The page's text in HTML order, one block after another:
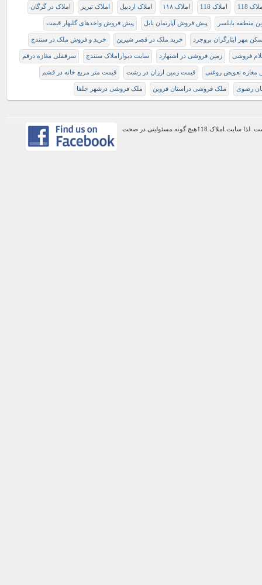
118 املاک 118 املاک ۱۱۸ املاک اردبیل املاک تبریز املاک در گرگان
منطقه بابلسر پیش فروش آپارتمان بابل پیش فروش واحدهای گلبهار قیمت
مهر ایثارگران بروجرد خرید ملک در قصر شیرین خرید و فروش ملک در سنندج
فروشی زمین فروشی در اشتهارد سایت دیواراملاک سنندج سرقفلی مغازه درقم
مغازه تعویض روغنی قیمت زمین ارزان در رشت قیمت متر مربع خانه در قشم
رضوی ملک فروشی دراستان قزوین ملک فروشی درشهر جلفا
اطلاعات موجود در این وب سایت از طریق کاربران عمومی سایت ثبت شده است. لذا سایت املاک 118هیچ گونه مسئولیتی در صحت